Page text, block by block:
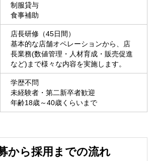
制服貸与
食事補助
店長研修（45日間）
基本的な店舗オペレーションから、店
長業務(数値管理・人材育成・販売促進
など)まで様々な内容を実施します。
学歴不問
未経験者・第二新卒者歓迎
年齢18歳～40歳くらいまで
から採用までの流れ